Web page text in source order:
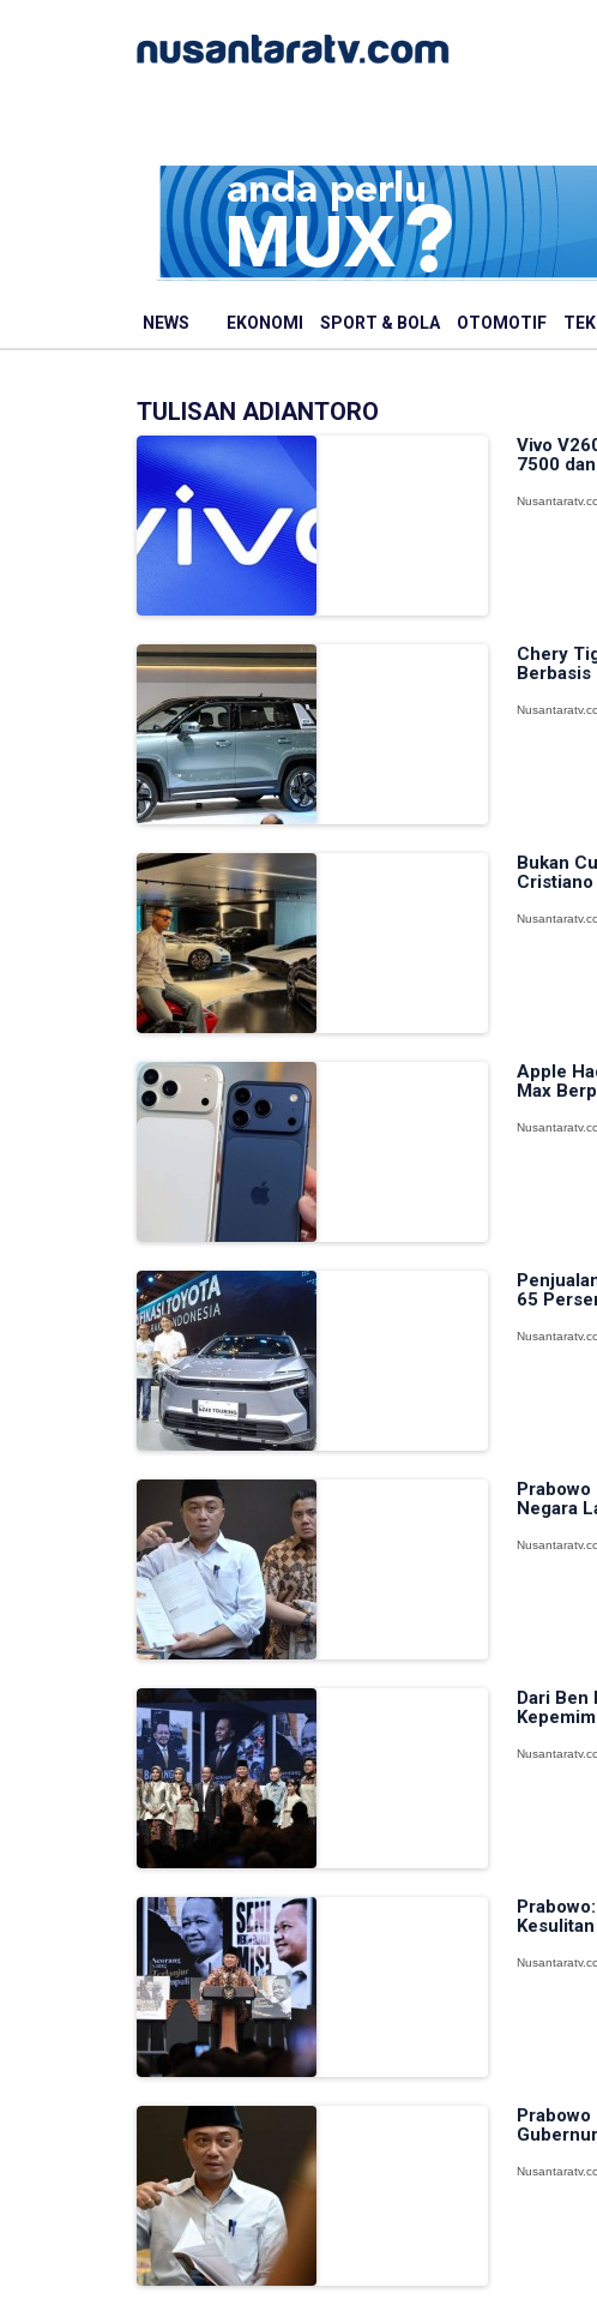
NEWS EKONOMI SPORT & BOLA OTOMOTIF
TULISAN ADIANTORO
Vivo
7500
Chery
Berbasis
Bukan
Apple
Max
65
Prabowo
Negara
Dari Ben
Prabowo